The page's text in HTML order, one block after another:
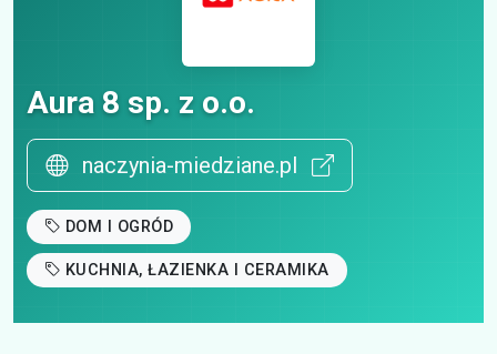
Aura 8 sp. z o.o.
naczynia-miedziane.pl
DOM I OGRÓD
KUCHNIA, ŁAZIENKA I CERAMIKA